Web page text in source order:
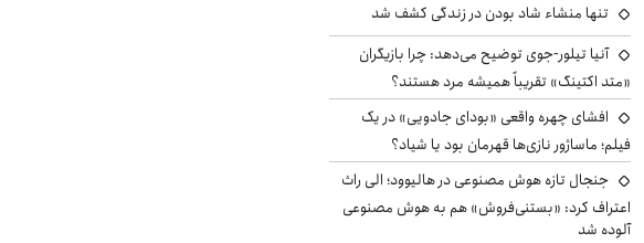
تنها منشاء شاد بودن در زندگی کشف شد
آنیا تیلور-جوی توضیح می‌دهد: چرا بازیگران
«متد اکتینگ» تقریباً همیشه مرد هستند؟
افشای چهره واقعی «بودای جادویی» در یک
فیلم؛ ماساژور نازی‌ها قهرمان بود یا شیاد؟
جنجال تازه هوش مصنوعی در هالیوود؛ الی راث
اعتراف کرد: «بستنی‌فروش» هم به هوش مصنوعی
آلوده شد